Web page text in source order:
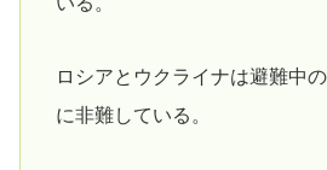
ロシアとウクライナは避難中
に非難している。